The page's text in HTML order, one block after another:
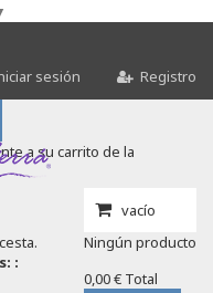
sesión Registro
vacío
Ningún producto
0,00 € Total
a su carrito de la
: